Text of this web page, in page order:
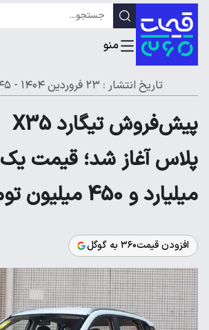
تاریخ انتشار : ۲۳ فروردین ۱۴۰۴ - ۲۳:۴۵
پیش‌فروش تیگارد X35
پلاس آغاز شد؛ قیمت یک
میلیارد و 450 میلیون تومان
افزودن قیمت۳۶۰ به گوگل